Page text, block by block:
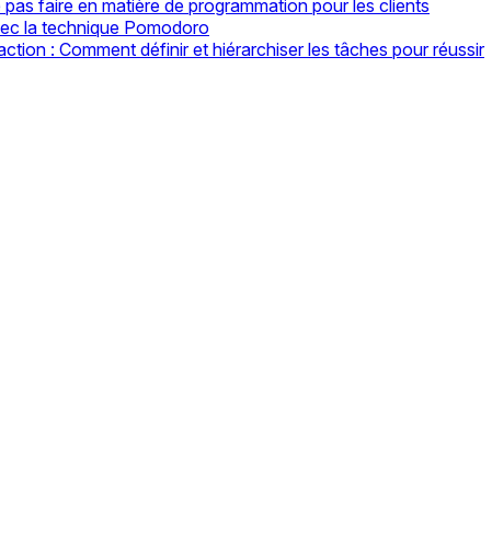
faire en matière de programmation pour les clients
la technique Pomodoro
: Comment définir et hiérarchiser les tâches pour réussir